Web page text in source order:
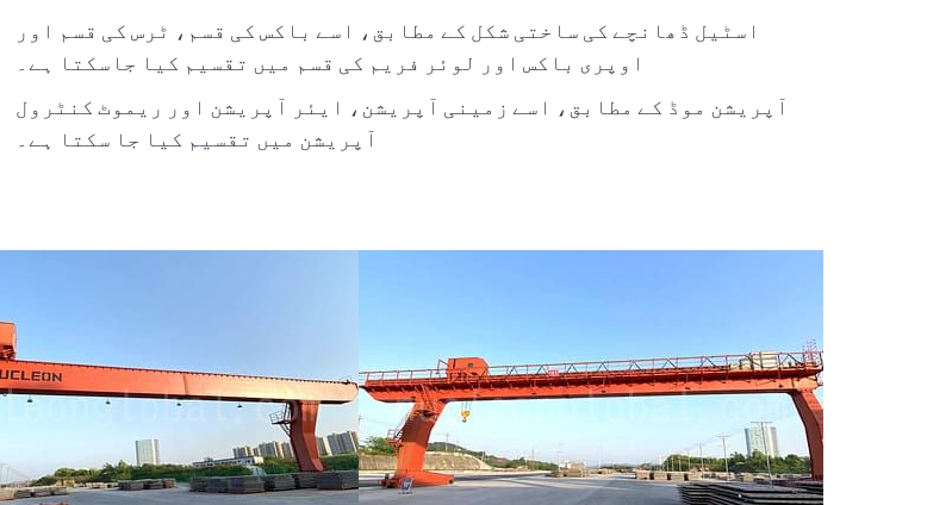
اسٹیل ڈھانچے کی ساختی شکل کے مطابق، اسے باکس کی قسم، ٹرس کی قسم اور
اوپری باکس اور لوئر فریم کی قسم میں تقسیم کیا جاسکتا ہے۔
آپریشن موڈ کے مطابق، اسے زمینی آپریشن، ایئر آپریشن اور ریموٹ کنٹرول
آپریشن میں تقسیم کیا جا سکتا ہے۔